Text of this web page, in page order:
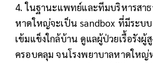
4. ในฐานะแพทย์และทีมบริหารสา
หาดใหญ่จะเป็น sandbox ที่มีระบ
เข้มแข็งใกล้บ้าน ดูแลผู้ป่วยเรื้อรังผู้
ครอบคลุม จนโรงพยาบาลหาดใหญ่